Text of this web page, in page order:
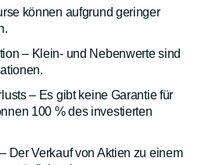
können aufgrund geringer
– Klein- und Nebenwerte sind
– Es gibt keine Garantie für
100 % des investierten
Der Verkauf von Aktien zu einem